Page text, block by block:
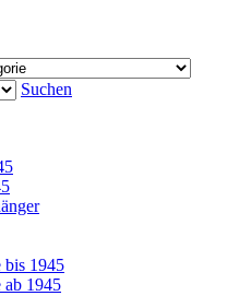
Suchen
bis 1945
1945